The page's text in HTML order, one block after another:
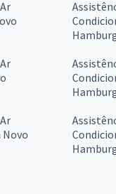
Novo